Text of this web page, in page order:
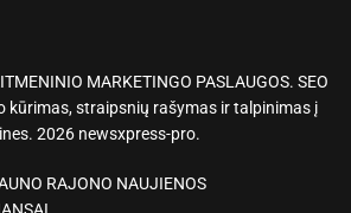
MARKETINGO PASLAUGOS. SEO
kūrimas, straipsnių rašymas ir talpinimas į
2026 newsxpress-pro.
RAJONO NAUJIENOS